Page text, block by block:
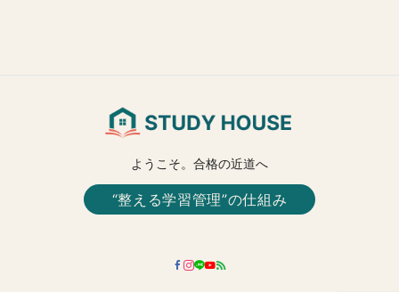
ようこそ。合格の近道へ
“整える学習管理”の仕組み